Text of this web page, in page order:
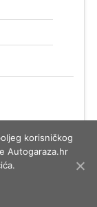
korisničkog
Autogaraza.hr